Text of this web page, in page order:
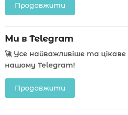
Продовжити
Ми в Telegram
🚀 Усе найважливіше та цікаве
нашому Telegram!
Продовжити